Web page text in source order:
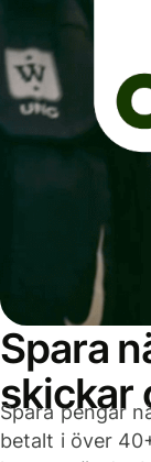
Spara
skickar
Spara pengar
betalt i över